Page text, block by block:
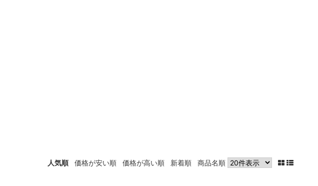
人気順 価格が安い順 価格が高い順 新着順 商品名順